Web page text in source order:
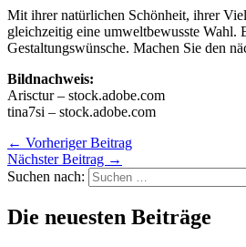
Mit ihrer natürlichen Schönheit, ihrer
gleichzeitig eine umweltbewusste Wahl.
Gestaltungswünsche. Machen Sie den
Bildnachweis:
Arisctur – stock.adobe.com
tina7si – stock.adobe.com
← Vorheriger Beitrag
Nächster Beitrag →
Suchen nach:
Die neuesten Beiträge